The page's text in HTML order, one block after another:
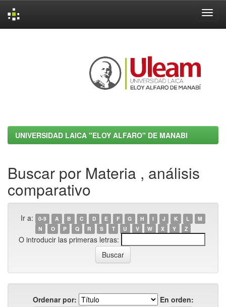
UNIVERSIDAD LAICA "ELOY ALFARO" DE MANABI
Buscar por Materia , análisis
comparativo
Ir a: 0-9 A B C D E F G H I J K L
M
N
O P Q R S T U V W X Y Z
O introducir las primeras letras:
Ordenar por:
En orden: